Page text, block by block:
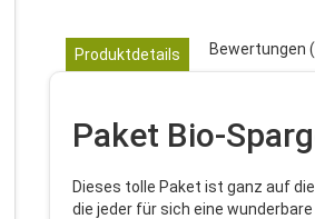
Produktdetails Bewertungen
Paket Bio-
Dieses tolle Paket ist ganz auf
die jeder für sich eine